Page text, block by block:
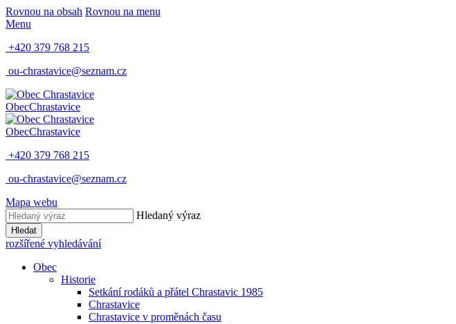
Rovnou na obsah Rovnou na menu
Menu
+420 379 768 215
ou-chrastavice@seznam.cz
ObecChrastavice
ObecChrastavice
+420 379 768 215
ou-chrastavice@seznam.cz
Mapa webu
Hledaný výraz
Hledat
rozšířené vyhledávání
Obec
Historie
Setkání rodáků a přátel Chrastavic 1985
Chrastavice
Chrastavice v proměnách času